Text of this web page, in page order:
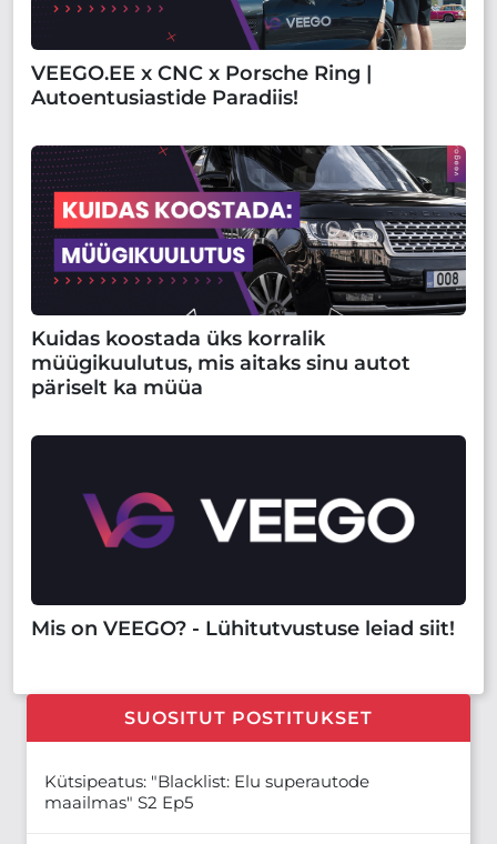
VEEGO.EE x CNC x Porsche Ring |
Autoentusiastide Paradiis!
Kuidas koostada üks korralik
müügikuulutus, mis aitaks sinu autot
päriselt ka müüa
Mis on VEEGO? - Lühitutvustuse leiad siit!
SUOSITUT POSTITUKSET
Kütsipeatus: "Blacklist: Elu superautode
maailmas" S2 Ep5